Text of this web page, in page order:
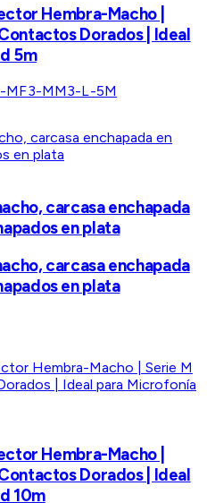
Hembra-Macho |
Dorados | Ideal
5m
MF3-MM3-L-5M
carcasa enchapada
en plata
carcasa enchapada
en plata
Hembra-Macho |
Dorados | Ideal
10m